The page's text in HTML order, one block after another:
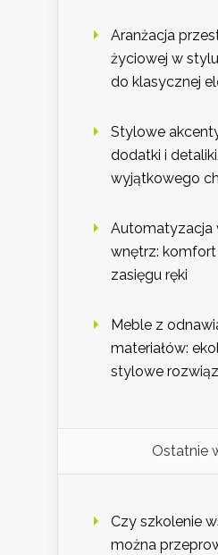
Aranżacja
życiowej w
do klasycznej
Stylowe
dodatki i
wyjątkowego
Automatyzacja
wnętrz:
zasięgu ręki
Meble z
materiałów:
stylowe
Ostatnie
Czy szkolenie
można